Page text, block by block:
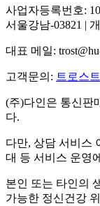
사업자등록번호:
서울강남-03821 |
대표 메일:
고객문의: 트로스
(주)다인은 통신판
다.
다만, 상담 서비스
대 등 서비스 운영
본인 또는 타인의
가능한 정신건강